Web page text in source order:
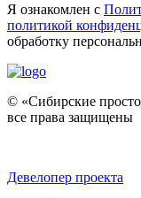
Я ознакомлен с
политикой
обработку
© «Сибирские
все права защищены
Девелопер проекта